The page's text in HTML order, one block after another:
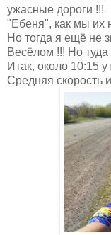
ужасные дороги !!!
"Ебеня", как мы их
Но тогда я ещё не
Весёлом !!! Но
Итак, около 10:15
Средняя скорость